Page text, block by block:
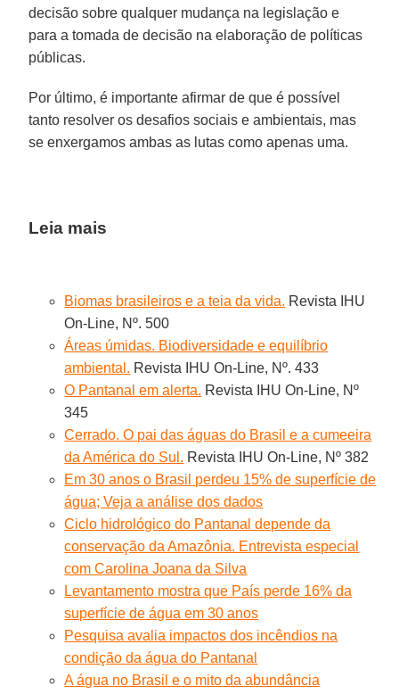
decisão sobre qualquer mudança na legislação e
para a tomada de decisão na elaboração de políticas
públicas.
Por último, é importante afirmar de que é possível
tanto resolver os desafios sociais e ambientais, mas
se enxergamos ambas as lutas como apenas uma.
Leia mais
Biomas brasileiros e a teia da vida. Revista IHU
On-Line, Nº. 500
Áreas úmidas. Biodiversidade e equilíbrio
ambiental. Revista IHU On-Line, Nº. 433
O Pantanal em alerta. Revista IHU On-Line, Nº
345
Cerrado. O pai das águas do Brasil e a cumeeira
da América do Sul. Revista IHU On-Line, Nº 382
Em 30 anos o Brasil perdeu 15% de superfície de
água; Veja a análise dos dados
Ciclo hidrológico do Pantanal depende da
conservação da Amazônia. Entrevista especial
com Carolina Joana da Silva
Levantamento mostra que País perde 16% da
superfície de água em 30 anos
Pesquisa avalia impactos dos incêndios na
condição da água do Pantanal
A água no Brasil e o mito da abundância